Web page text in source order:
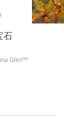
石
Glen™'